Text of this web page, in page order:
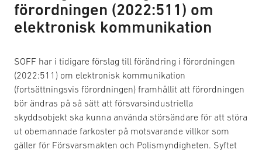
förordningen (2022:511) om
elektronisk kommunikation
SOFF har i tidigare förslag till förändring i förordningen
(2022:511) om elektronisk kommunikation
(fortsättningsvis förordningen) framhållit att förordningen
bör ändras på så sätt att försvarsindustriella
skyddsobjekt ska kunna använda störsändare för att störa
ut obemannade farkoster på motsvarande villkor som
gäller för Försvarsmakten och Polismyndigheten. Syftet